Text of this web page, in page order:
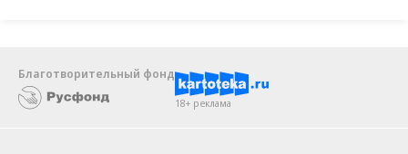
Минцифры разрабатывает кодекс в рамках
проекта стратегии развития отрасли до 2035 года
(официально опубликована 15 августа). Ее авторы
Благотворительный фонд
18+ реклама